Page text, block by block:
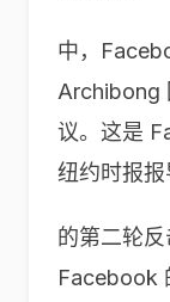
中，
Archibong
议。这是
纽约时报报
的第二轮
Facebook